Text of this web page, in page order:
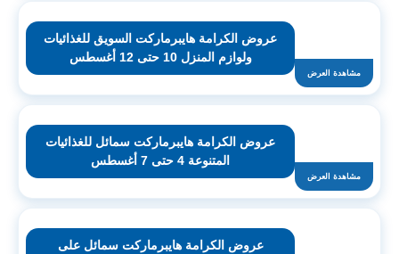
مشاهدة العرض
عروض الكرامة هايبرماركت السويق للغذائيات
ولوازم المنزل 10 حتى 12 أغسطس
مشاهدة العرض
عروض الكرامة هايبرماركت سمائل للغذائيات
المتنوعة 4 حتى 7 أغسطس
عروض الكرامة هايبرماركت سمائل على